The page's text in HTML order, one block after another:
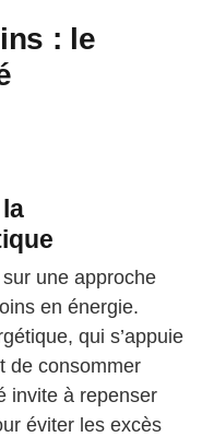
: le
une approche
en énergie.
qui s’appuie
de consommer
invite à repenser
éviter les excès